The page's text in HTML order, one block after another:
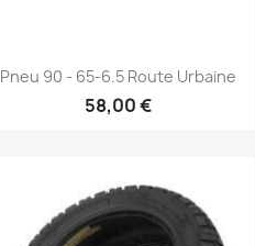
Aperçu rapide
Pneu 90 - 65-6.5 Route Urbaine
58,00 €